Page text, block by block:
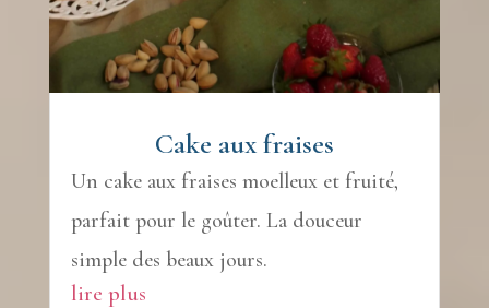
Cake aux fraises
Un cake aux fraises moelleux et fruité,
parfait pour le goûter. La douceur
simple des beaux jours.
lire plus